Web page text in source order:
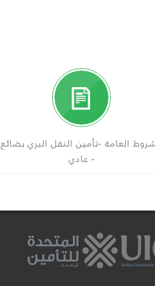
العامة -تأمين النقل البري بضائع
- عادي